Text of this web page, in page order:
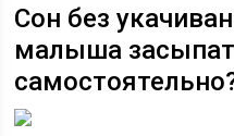
Сон без
малыша